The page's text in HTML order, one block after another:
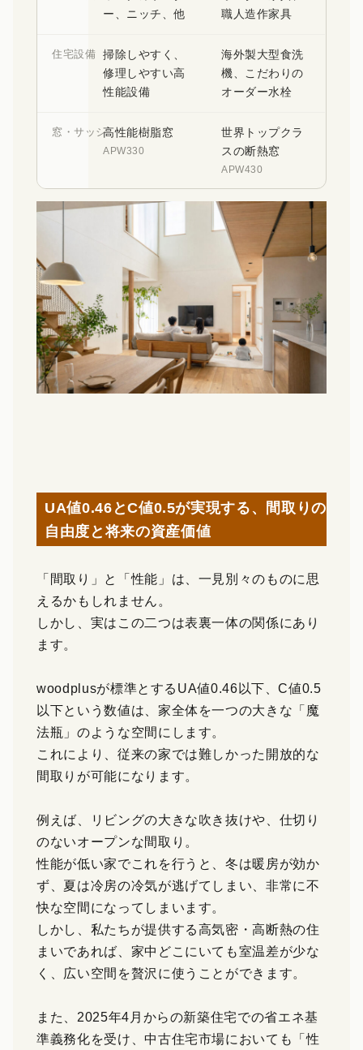
ー、ニッチ、他
職人造作家具
住宅設備
掃除しやすく、
修理しやすい高
性能設備
海外製大型食洗
機、こだわりの
オーダー水栓
窓・サッシ高性能樹脂窓
APW330
世界トップクラ
スの断熱窓
APW430
UA値0.46とC値0.5が実現する、間取りの
自由度と将来の資産価値
「間取り」と「性能」は、一見別々のものに思
えるかもしれません。
しかし、実はこの二つは表裏一体の関係にあり
ます。
woodplusが標準とするUA値0.46以下、C値0.5
以下という数値は、家全体を一つの大きな「魔
法瓶」のような空間にします。
これにより、従来の家では難しかった開放的な
間取りが可能になります。
例えば、リビングの大きな吹き抜けや、仕切り
のないオープンな間取り。
性能が低い家でこれを行うと、冬は暖房が効か
ず、夏は冷房の冷気が逃げてしまい、非常に不
快な空間になってしまいます。
しかし、私たちが提供する高気密・高断熱の住
まいであれば、家中どこにいても室温差が少な
く、広い空間を贅沢に使うことができます。
また、2025年4月からの新築住宅での省エネ基
準義務化を受け、中古住宅市場においても「性